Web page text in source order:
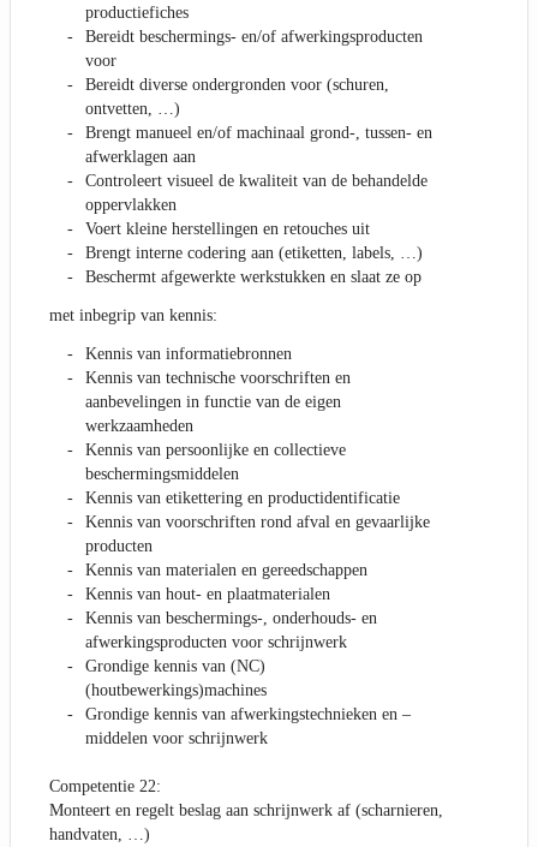
productiefiches
Bereidt beschermings- en/of afwerkingsproducten
voor
Bereidt diverse ondergronden voor (schuren,
ontvetten, …)
Brengt manueel en/of machinaal grond-, tussen- en
afwerklagen aan
Controleert visueel de kwaliteit van de behandelde
oppervlakken
Voert kleine herstellingen en retouches uit
Brengt interne codering aan (etiketten, labels, …)
Beschermt afgewerkte werkstukken en slaat ze op
met inbegrip van kennis:
Kennis van informatiebronnen
Kennis van technische voorschriften en
aanbevelingen in functie van de eigen
werkzaamheden
Kennis van persoonlijke en collectieve
beschermingsmiddelen
Kennis van etikettering en productidentificatie
Kennis van voorschriften rond afval en gevaarlijke
producten
Kennis van materialen en gereedschappen
Kennis van hout- en plaatmaterialen
Kennis van beschermings-, onderhouds- en
afwerkingsproducten voor schrijnwerk
Grondige kennis van (NC)
(houtbewerkings)machines
Grondige kennis van afwerkingstechnieken en –
middelen voor schrijnwerk
Competentie 22:
Monteert en regelt beslag aan schrijnwerk af (scharnieren,
handvaten, …)